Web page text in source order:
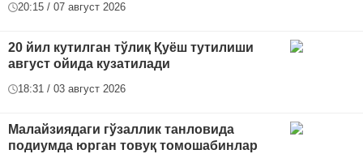
20:15 / 07 август 2026
20 йил кутилган тўлиқ Қуёш тутилиши
август ойида кузатилади
18:31 / 03 август 2026
Малайзиядаги гўзаллик танловида
подиумда юрган товуқ томошабинлар